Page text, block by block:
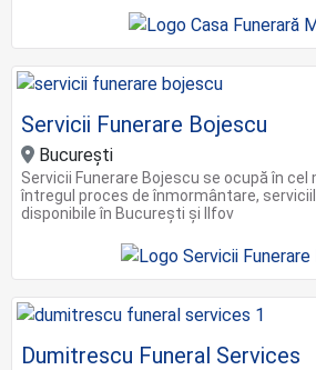
Servicii Funerare Bojescu
Bucureşti
Servicii Funerare Bojescu se ocupă în cel
întregul proces de înmormântare,
disponibile în București și Ilfov
Dumitrescu Funeral Services